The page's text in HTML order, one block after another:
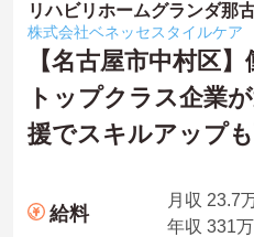
リハビリホームグランダ那
株式会社ベネッセスタイルケア
【名古屋市中村区
トップクラス企業
援でスキルアップ
給料